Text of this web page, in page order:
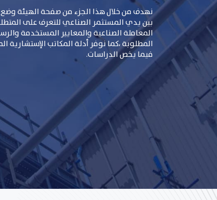
نهدف من خلال هذا الجزء من صفحة الهيئة
بين يدي المستثمر الصناعي للتعرف على
المعاملة الصناعية والمعايير المستخدمة
المطلوبة ،كما نوفر أدلة المكاتب الإستشارية
فيما يخص الدراسات.